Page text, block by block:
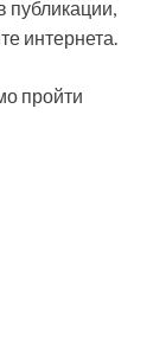
публикации,
интернета.
пройти